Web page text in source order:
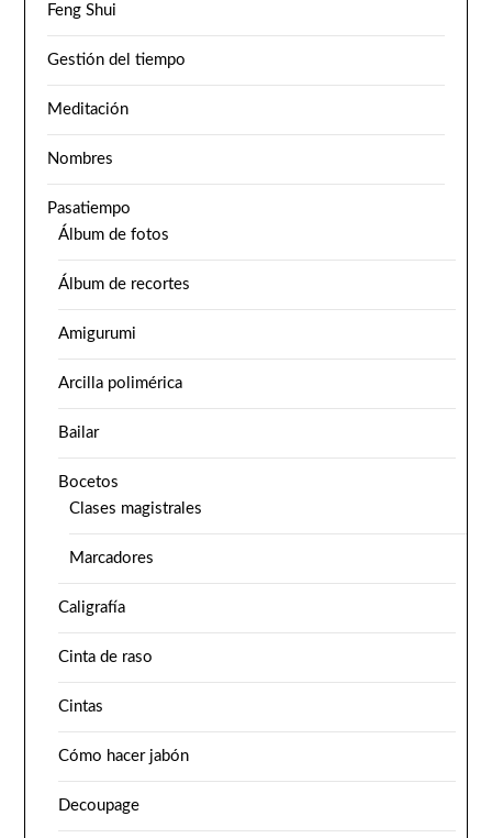
Feng Shui
Gestión del tiempo
Meditación
Nombres
Pasatiempo
Álbum de fotos
Álbum de recortes
Amigurumi
Arcilla polimérica
Bailar
Bocetos
Clases magistrales
Marcadores
Caligrafía
Cinta de raso
Cintas
Cómo hacer jabón
Decoupage